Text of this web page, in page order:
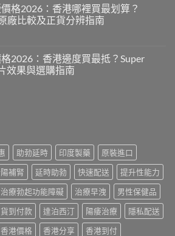
格2026：香港哪裡買最划算？
廠比較及正貨分辨指南
2026：香港邊度買最抵？Super
效果與選購指南
助勃延時 印度製藥
原裝進口
補腎 延時助勃 快速配送
提升性能力
治療勃起功能障礙 治療早洩
男性保健品
貨到付款 達泊西汀 陽痿治療
隱私配送
香港價格 香港分享
香港到付